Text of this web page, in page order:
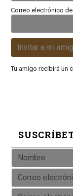
Correo electrónico
Invitar a mi
Tu amigo recibirá un